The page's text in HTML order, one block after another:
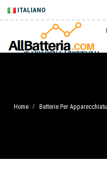
ITALIANO
SPEDIZIONI E PAGAMENTI
Home / Batterie Per